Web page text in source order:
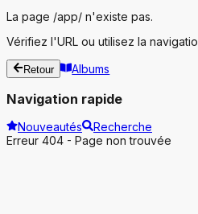
La page /app/ n'existe pas.
Vérifiez l'URL ou utilisez la
Retour Albums
Navigation rapide
Nouveautés
Recherche
Erreur 404 - Page non trouvée